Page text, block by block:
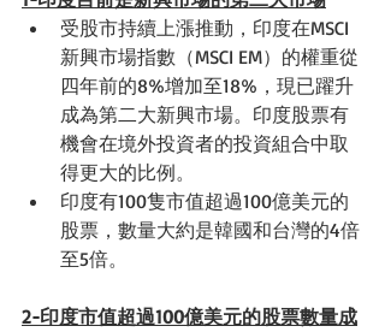
受股市持續上漲推動，印度在MSCI
新興市場指數（MSCI EM）的權重從
四年前的8%增加至18% ，現已躍升
成為第二大新興市場。印度股票有
機會在境外投資者的投資組合中取
得更大的比例。
印度有100隻市值超過100億美元的
股票，數量大約是韓國和台灣的4倍
至5倍。
2-印度市值超過100億美元的股票數量成